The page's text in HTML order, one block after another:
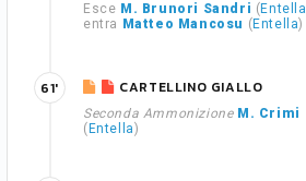
Esce M. Brunori Sandri ( Entella
entra
Matteo Mancosu ( Entella)
CARTELLINO GIALLO
Seconda Ammonizione M. Crimi
( Entella)
61'